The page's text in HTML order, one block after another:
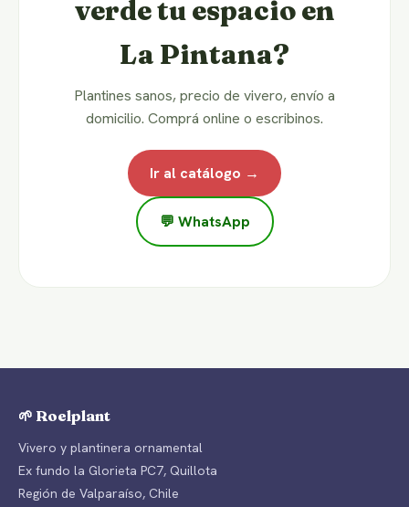
verde tu espacio en
La Pintana?
Plantines sanos, precio de vivero, envío a
domicilio. Comprá online o escribinos.
Ir al catálogo →
💬 WhatsApp
🌱 Roelplant
Vivero y plantinera ornamental
Ex fundo la Glorieta PC7, Quillota
Región de Valparaíso, Chile